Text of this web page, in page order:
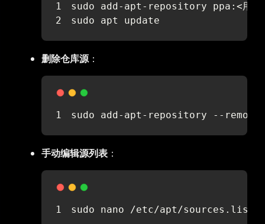
sudo add-apt-repository ppa:<用
sudo apt update
删除仓库源：
sudo add-apt-repository --remove
手动编辑源列表 ：
sudo nano /etc/apt/